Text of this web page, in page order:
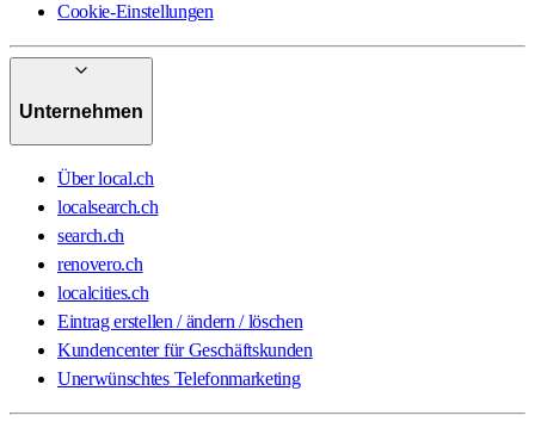
Cookie-Einstellungen
Unternehmen
Über local.ch
localsearch.ch
search.ch
renovero.ch
localcities.ch
Eintrag erstellen / ändern / löschen
Kundencenter für Geschäftskunden
Unerwünschtes Telefonmarketing